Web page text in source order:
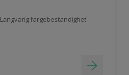
Langvarig fargebestandighet